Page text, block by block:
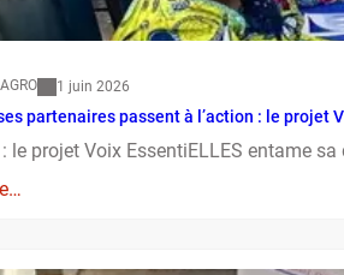
1 juin 2026
partenaires passent à l’action : le projet
le projet Voix EssentiELLES entame